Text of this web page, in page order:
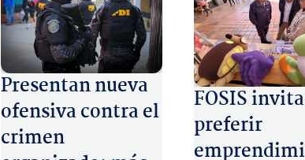
Presentan nueva
ofensiva contra el
crimen
FOSIS
preferir